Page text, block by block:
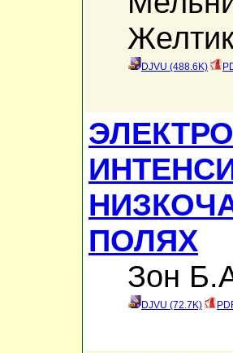
DJVU (488.6K)
ПОЛЯХ
Зон
DJVU (72.7K)